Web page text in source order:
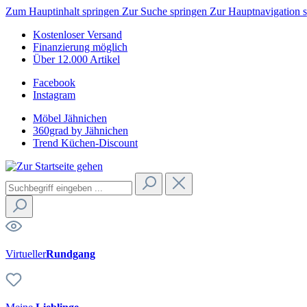
Zum Hauptinhalt springen Zur Suche springen Zur Hauptnavigation
Kostenloser Versand
Finanzierung möglich
Über 12.000 Artikel
Facebook
Instagram
Möbel Jähnichen
360grad by Jähnichen
Trend Küchen-Discount
VirtuellerRundgang